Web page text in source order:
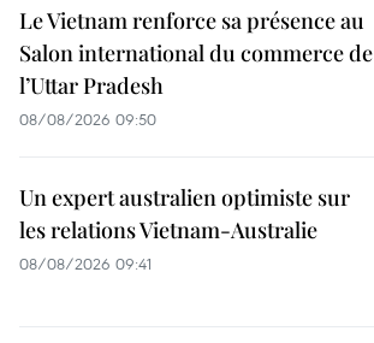
Le Vietnam renforce sa présence au
Salon international du commerce de
l’Uttar Pradesh
08/08/2026 09:50
Un expert australien optimiste sur
les relations Vietnam-Australie
08/08/2026 09:41